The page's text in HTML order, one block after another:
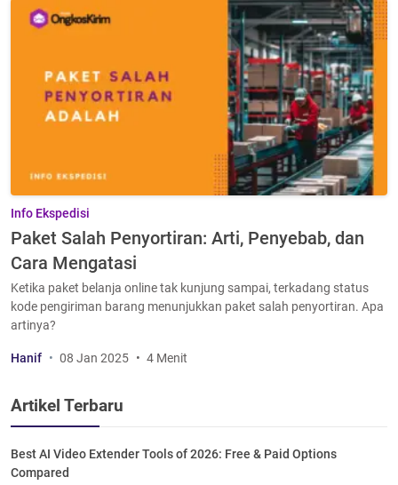
Info Ekspedisi
Paket Salah Penyortiran: Arti, Penyebab, dan
Cara Mengatasi
Ketika paket belanja online tak kunjung sampai, terkadang status
kode pengiriman barang menunjukkan paket salah penyortiran. Apa
artinya?
Hanif 08 Jan 2025 4 Menit
Artikel Terbaru
Best AI Video Extender Tools of 2026: Free & Paid Options
Compared